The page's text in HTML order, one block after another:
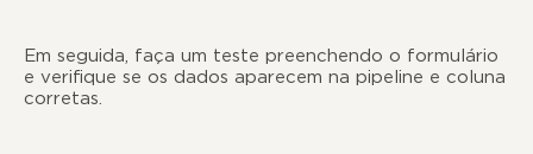
Em seguida, faça um teste preenchendo o formulário
e verifique se os dados aparecem na pipeline e coluna
corretas.